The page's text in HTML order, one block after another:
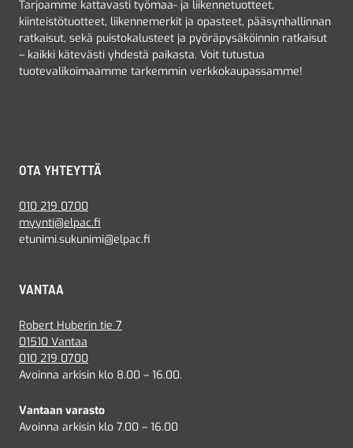
Tarjoamme kattavasti työmaa- ja liikennetuotteet,
kiinteistötuotteet, liikennemerkit ja opasteet, pääsynhallinnan
ratkaisut, sekä puistokalusteet ja pyöräpysäköinnin ratkaisut
– kaikki kätevästi yhdestä paikasta. Voit tutustua
tuotevalikoimaamme tarkemmin verkkokaupassamme!
OTA YHTEYTTÄ
010 219 0700
myynti@elpac.fi
etunimi.sukunimi@elpac.fi
VANTAA
Robert Huberin tie 7
01510 Vantaa
010 219 0700
Avoinna arkisin klo 8.00 – 16.00.
Vantaan varasto
Avoinna arkisin klo 7.00 – 16.00